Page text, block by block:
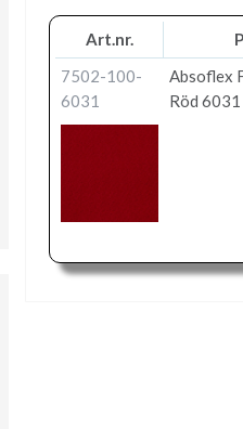
Art.nr.
7502-100-
6031
Absoflex
Röd